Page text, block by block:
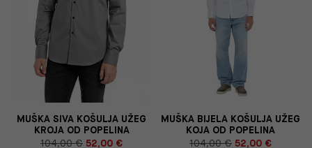
MUŠKA SIVA KOŠULJA UŽEG
KROJA OD POPELINA
104,00 € 52,00 €
MUŠKA BIJELA KOŠULJA UŽEG
KOJA OD POPELINA
104,00 € 52,00 €